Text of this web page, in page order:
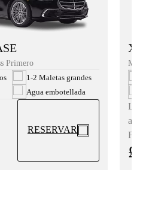
Primero
1-2 Maletas grandes
Agua embotellada
RESERVAR
XL
£